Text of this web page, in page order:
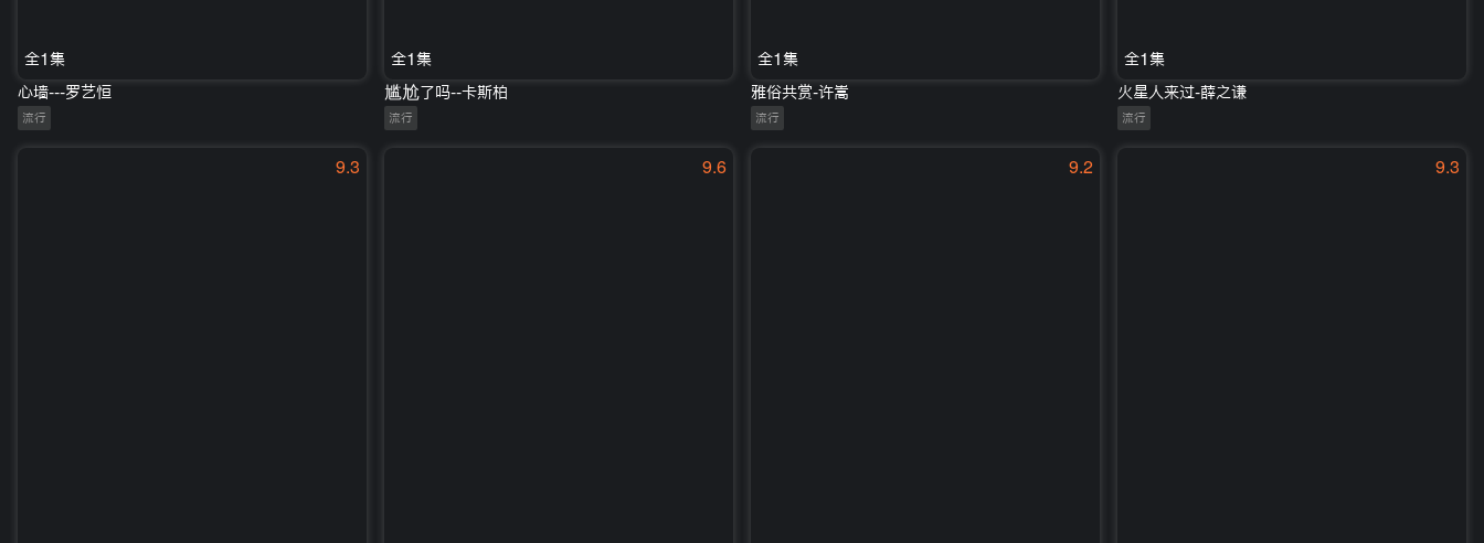
全1集
心墙---罗艺恒
流行
全1集
尴尬了吗--卡斯柏
流行
全1集
雅俗共赏-许嵩
流行
全1集
火星人来过-薛之谦
流行
9.3 9.6 9.2 9.3